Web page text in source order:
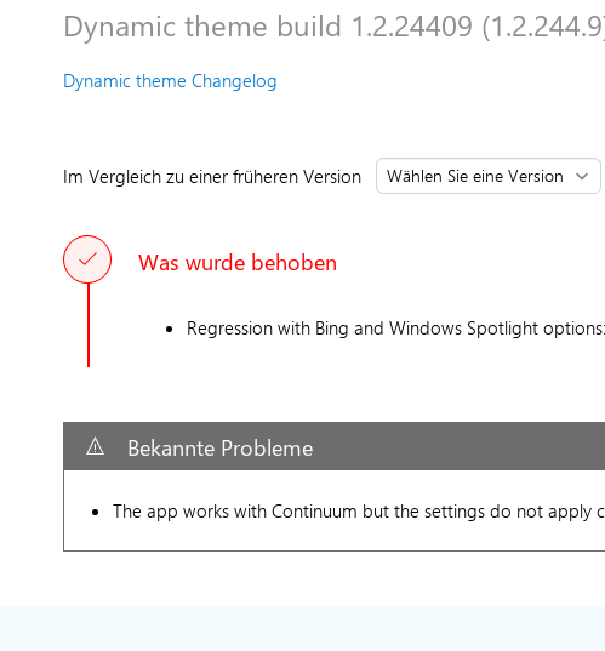
Dynamic theme build 1.2.24409
Dynamic theme Changelog
Im Vergleich zu einer früheren Version
Was wurde behoben
Regression with Bing and Windows Spotlight
Bekannte Probleme
The app works with Continuum but the settings do not apply